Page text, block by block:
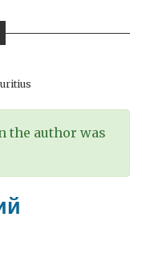
the author was